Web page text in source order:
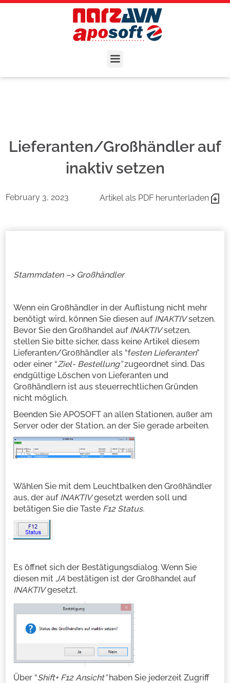
Lieferanten/Großhändler auf
inaktiv setzen
February 3, 2023 Artikel als PDF herunterladen
Stammdaten –> Großhändler
Wenn ein Großhändler in der Auflistung nicht mehr
benötigt wird, können Sie diesen auf INAKTIVsetzen.
Bevor Sie den Großhandel auf INAKTIVsetzen,
stellen Sie bitte sicher, dass keine Artikel diesem
Lieferanten/Großhändler als “festen Lieferanten”
oder einer “Ziel- Bestellung”zugeordnet sind. Das
endgültige Löschen von Lieferanten und
Großhändlern ist aus steuerrechtlichen Gründen
nicht möglich.
Beenden Sie APOSOFT an allen Stationen, außer am
Server oder der Station, an der Sie gerade arbeiten.
Wählen Sie mit dem Leuchtbalken den Großhändler
aus, der auf INAKTIVgesetzt werden soll und
betätigen Sie die Taste F12 Status.
Es öffnet sich der Bestätigungsdialog. Wenn Sie
diesen mitJA bestätigen ist der Großhandel auf
INAKTIVgesetzt.
Über “Shift+ F12 Ansicht”haben Sie jederzeit Zugriff